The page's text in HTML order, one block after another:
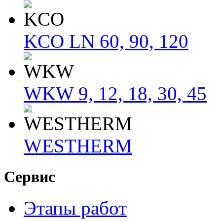
KCO LN 60, 90, 120
WKW 9, 12, 18, 30, 45
WESTHERM
Сервис
Этапы работ